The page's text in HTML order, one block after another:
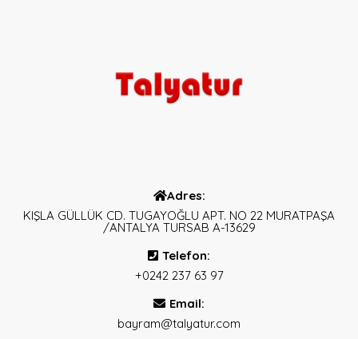
Adres:
KIŞLA GÜLLÜK CD. TUGAYOĞLU APT. NO 22 MURATPAŞA
/ANTALYA TURSAB A-13629
Telefon:
+0242 237 63 97
Email:
bayram@talyatur.com